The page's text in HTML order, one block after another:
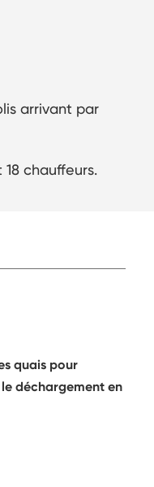
arrivant par
chauffeurs.
quais pour
déchargement en